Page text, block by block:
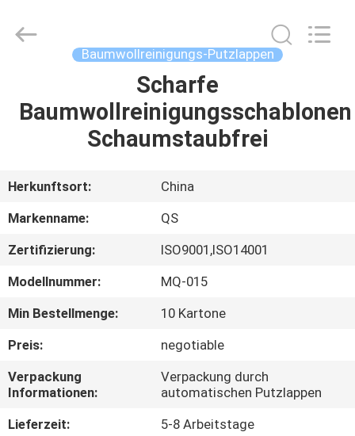
PRODUKTE
ÜBER
UNS
FABRIK-
AUSFLUG
QUALITÄTSKONTROLLE
TRETEN
SIE
Technology
Co.,Ltd.
Baumwollreinigungs-Putzlappen
Scharfe
Baumwollreinigungsschablonen
Schaumstaubfrei
Herkunftsort:
China
Markenname:
QS
Zertifizierung:
ISO9001,ISO14001
Modellnummer:
MQ-015
Min Bestellmenge:
10 Kartone
Preis:
negotiable
Verpackung
Informationen:
Verpackung durch
automatischen Putzlappen
Lieferzeit:
5-8 Arbeitstage